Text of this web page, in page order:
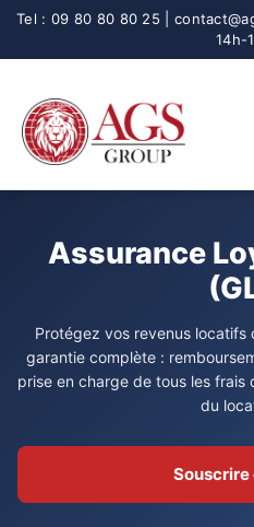
Aller
Assurance
Protégez vos revenus locatifs
garantie complète :
prise en charge de tous les frais
du
Souscrire